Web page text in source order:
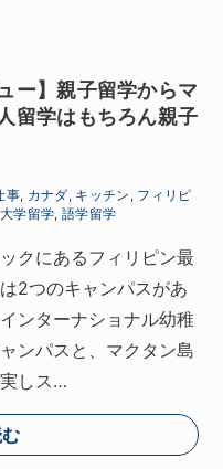
ー】親子留学からマ
留学はもちろん親子
事, カナダ, キッチン , フィリピ
大学留学,語学留学
クにあるフィリピン最
2つのキャンパスがあ
ンターナショナル幼稚
ンパスと、マクタン島
しス…